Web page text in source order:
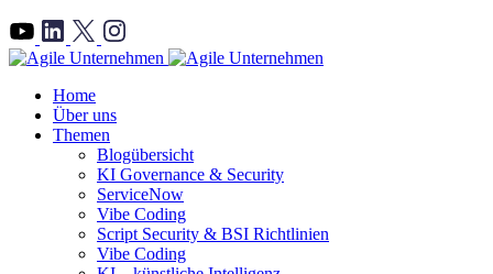
">
Home
Über uns
Themen
Blogübersicht
KI Governance & Security
ServiceNow
Vibe Coding
Script Security & BSI Richtlinien
Vibe Coding